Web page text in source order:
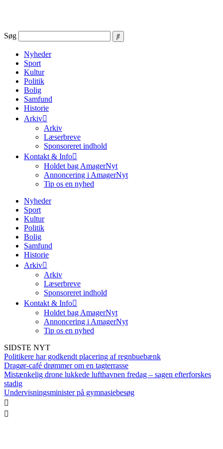
Søg
Nyheder
Sport
Kultur
Politik
Bolig
Samfund
Historie
Arkiv
Arkiv
Læserbreve
Sponsoreret indhold
Kontakt & Info
Holdet bag AmagerNyt
Annoncering i AmagerNyt
Tip os en nyhed
Nyheder
Sport
Kultur
Politik
Bolig
Samfund
Historie
Arkiv
Arkiv
Læserbreve
Sponsoreret indhold
Kontakt & Info
Holdet bag AmagerNyt
Annoncering i AmagerNyt
Tip os en nyhed
SIDSTE NYT
Politikere har godkendt placering af regnbuebænk
Dragør-café drømmer om en tagterrasse
Mistænkelig drone lukkede lufthavnen fredag – sagen efterforskes
stadig
Undervisningsminister på gymnasiebesøg